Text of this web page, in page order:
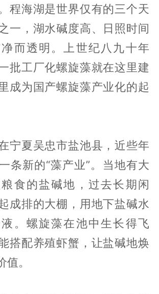
程海湖是世界仅有的三个天
一，湖水碱度高、日照时间
而透明。上世纪八九十年
批工厂化螺旋藻就在这里建
成为国产螺旋藻产业化的起
宁夏吴忠市盐池县，近些年
条新的“藻产业”。当地有大
食的盐碱地，过去长期闲
成排的大棚，用地下盐碱水
。螺旋藻在池中生长得飞
搭配养殖虾蟹，让盐碱地焕
。